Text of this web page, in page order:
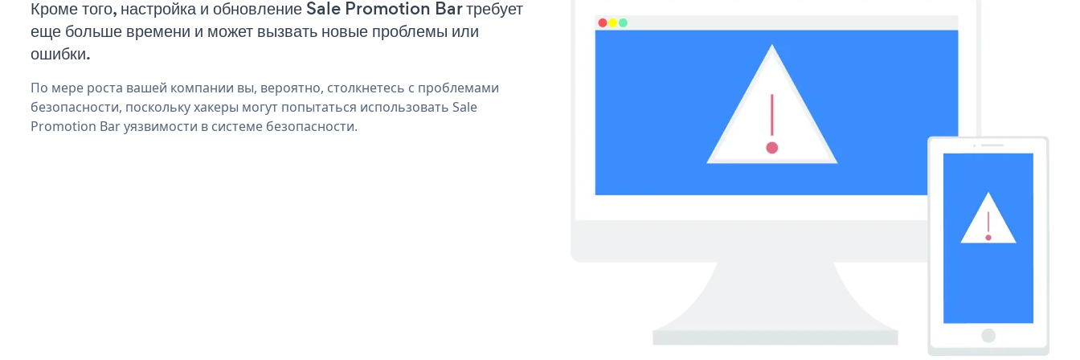
Кроме того, настройка и обновление Sale Promotion Bar требует
еще больше времени и может вызвать новые проблемы или
ошибки.
По мере роста вашей компании вы, вероятно, столкнетесь с проблемами
безопасности, поскольку хакеры могут попытаться использовать Sale
Promotion Bar уязвимости в системе безопасности.